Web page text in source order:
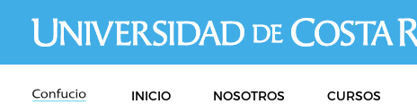
INICIO NOSOTROS CURSOS